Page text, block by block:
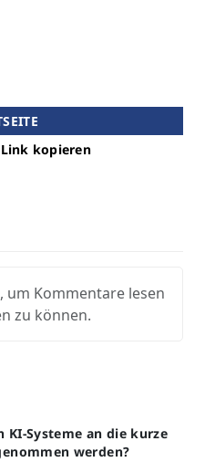
Link kopieren
um Kommentare lesen
zu können.
KI-Systeme an die kurze
werden?